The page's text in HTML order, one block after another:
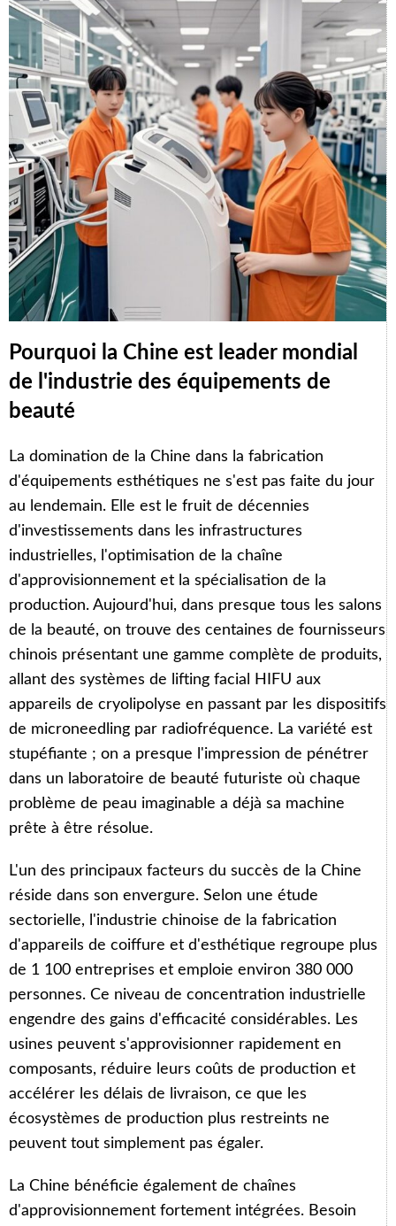
Pourquoi la Chine est leader mondial
de l'industrie des équipements de
beauté
La domination de la Chine dans la fabrication
d'équipements esthétiques ne s'est pas faite du jour
au lendemain. Elle est le fruit de décennies
d'investissements dans les infrastructures
industrielles, l'optimisation de la chaîne
d'approvisionnement et la spécialisation de la
production. Aujourd'hui, dans presque tous les salons
de la beauté, on trouve des centaines de fournisseurs
chinois présentant une gamme complète de produits,
allant des systèmes de lifting facial HIFU aux
appareils de cryolipolyse en passant par les dispositifs
de microneedling par radiofréquence. La variété est
stupéfiante ; on a presque l'impression de pénétrer
dans un laboratoire de beauté futuriste où chaque
problème de peau imaginable a déjà sa machine
prête à être résolue.
L'un des principaux facteurs du succès de la Chine
réside dans son envergure. Selon une étude
sectorielle, l'industrie chinoise de la fabrication
d'appareils de coiffure et d'esthétique regroupe plus
de 1 100 entreprises et emploie environ 380 000
personnes. Ce niveau de concentration industrielle
engendre des gains d'efficacité considérables. Les
usines peuvent s'approvisionner rapidement en
composants, réduire leurs coûts de production et
accélérer les délais de livraison, ce que les
écosystèmes de production plus restreints ne
peuvent tout simplement pas égaler.
La Chine bénéficie également de chaînes
d'approvisionnement fortement intégrées. Besoin